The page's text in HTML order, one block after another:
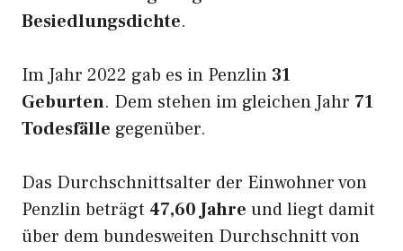
Besiedlungsdichte.
Im Jahr 2022 gab es in Penzlin 31
Geburten. Dem stehen im gleichen Jahr 71
Todesfälle gegenüber.
Das Durchschnittsalter der Einwohner von
Penzlin beträgt 47,60 Jahre und liegt damit
über dem bundesweiten Durchschnitt von